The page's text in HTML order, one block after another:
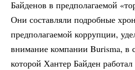
Байденов в предполагаемой
Они составляли подробные
предполагаемой коррупции,
внимание компании Burisma, в
которой Хантер Байден